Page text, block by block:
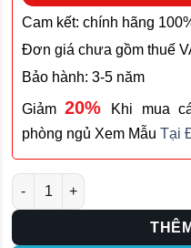
Cam kết: chính hãng
Đơn giá chưa gồm thuế
Bảo hành: 3-5 năm
Giảm20%
Khi mua
phòng ngủ Xem Mẫu Tại
Ghế Sofa Karaoke SFKR-03